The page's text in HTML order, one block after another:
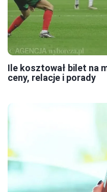
Ile kosztował bilet na
ceny, relacje i porady